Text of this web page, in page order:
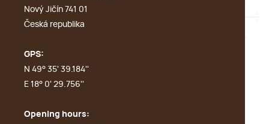
Nový Jičín 741 01
Česká republika
GPS:
N 49° 35' 39.184''
E 18° 0' 29.756''
Opening hours: